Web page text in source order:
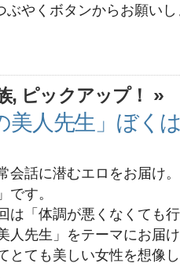
ぶやくボタンからお願い
, ピックアップ！ »
美人先生」ぼく
会話に潜むエロをお届け
です。
は「体調が悪くなくても
人先生」をテーマにお届
とても美しい女性を想像